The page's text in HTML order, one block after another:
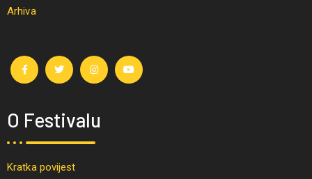
Arhiva
O Festivalu
Kratka povijest